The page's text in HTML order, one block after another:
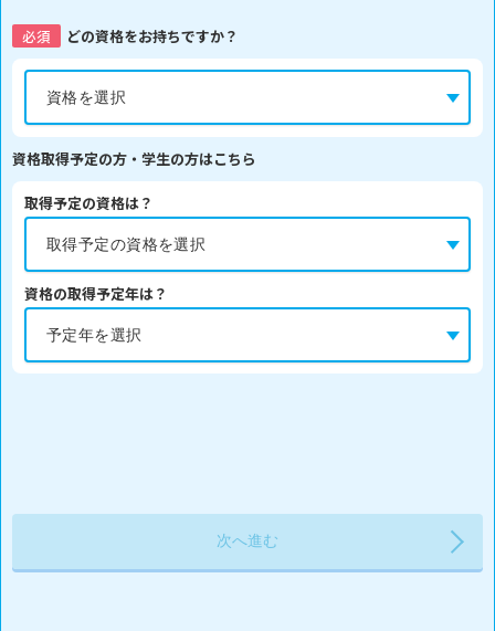
必須 どの資格をお持ちですか？
資格取得予定の方・学生の方はこちら
取得予定の資格は？
資格の取得予定年は？